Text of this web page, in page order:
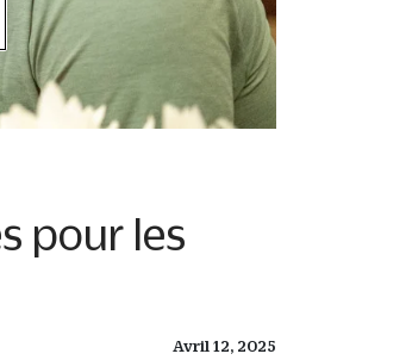
pour les
Avril 12, 2025